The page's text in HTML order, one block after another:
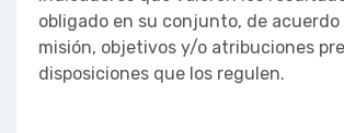
obligado en su conjunto, de acuerdo
misión, objetivos y/o atribuciones
disposiciones que los regulen.